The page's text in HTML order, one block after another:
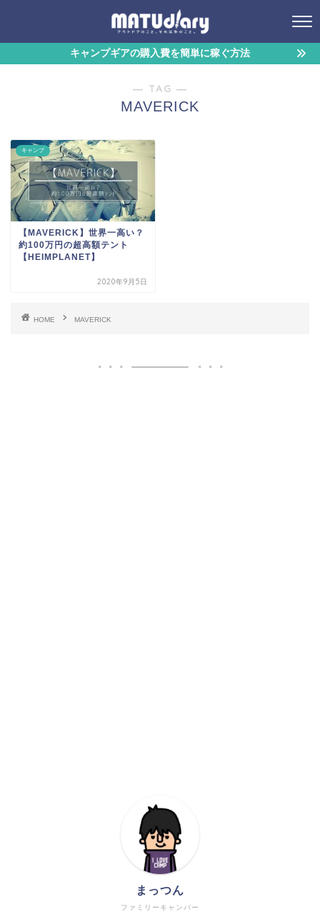
キャンプギアの購入費を簡単に稼ぐ方法
― TAG ―
MAVERICK
キャンプ
【MAVERICK】世界一高い？
約100万円の超高額テント
【HEIMPLANET】
2020年9月5日
HOME MAVERICK
ファミリーキャンパー
まっつん